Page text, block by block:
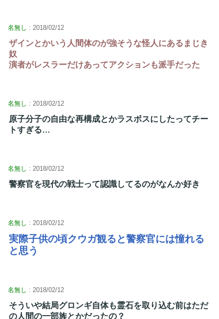
名無し : 2018/02/12
ザインとかいう人間体のが強そうな怪人にあるまじき
奴
演者がレスラーだけあってアクションも派手だった
名無し : 2018/02/12
原子分子の自由な再構成とかラスボスにしたってチー
トすぎる…
名無し : 2018/02/12
警察官を現代の戦士って認識してるのがなんか好き
名無し : 2018/02/12
実際子供の頃クウガ観ると警察官には憧れる
と思う
名無し : 2018/02/12
そういや結局グロンギ自体も霊石を取り込む前はただ
の人間の一部族とかだったの？